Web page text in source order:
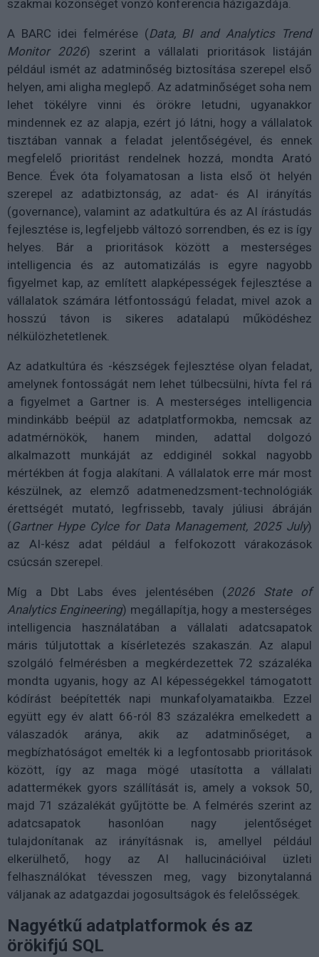
szakmai közönséget vonzó konferencia házigazdája.
A BARC idei felmérése (Data, BI and Analytics Trend
Monitor 2026) szerint a vállalati prioritások listáján
például ismét az adatminőség biztosítása szerepel első
helyen, ami aligha meglepő. Az adatminőséget soha nem
lehet tökélyre vinni és örökre letudni, ugyanakkor
mindennek ez az alapja, ezért jó látni, hogy a vállalatok
tisztában vannak a feladat jelentőségével, és ennek
megfelelő prioritást rendelnek hozzá, mondta Arató
Bence. Évek óta folyamatosan a lista első öt helyén
szerepel az adatbiztonság, az adat- és AI irányítás
(governance), valamint az adatkultúra és az AI írástudás
fejlesztése is, legfeljebb változó sorrendben, és ez is így
helyes. Bár a prioritások között a mesterséges
intelligencia és az automatizálás is egyre nagyobb
figyelmet kap, az említett alapképességek fejlesztése a
vállalatok számára létfontosságú feladat, mivel azok a
hosszú távon is sikeres adatalapú működéshez
nélkülözhetetlenek.
Az adatkultúra és -készségek fejlesztése olyan feladat,
amelynek fontosságát nem lehet túlbecsülni, hívta fel rá
a figyelmet a Gartner is. A mesterséges intelligencia
mindinkább beépül az adatplatformokba, nemcsak az
adatmérnökök, hanem minden, adattal dolgozó
alkalmazott munkáját az eddiginél sokkal nagyobb
mértékben át fogja alakítani. A vállalatok erre már most
készülnek, az elemző adatmenedzsment-technológiák
érettségét mutató, legfrissebb, tavaly júliusi ábráján
(Gartner Hype Cylce for Data Management, 2025 July)
az AI-kész adat például a felfokozott várakozások
csúcsán szerepel.
Míg a Dbt Labs éves jelentésében (2026 State of
Analytics Engineering) megállapítja, hogy a mesterséges
intelligencia használatában a vállalati adatcsapatok
máris túljutottak a kísérletezés szakaszán. Az alapul
szolgáló felmérésben a megkérdezettek 72 százaléka
mondta ugyanis, hogy az AI képességekkel támogatott
kódírást beépítették napi munkafolyamataikba. Ezzel
együtt egy év alatt 66-ról 83 százalékra emelkedett a
válaszadók aránya, akik az adatminőséget, a
megbízhatóságot emelték ki a legfontosabb prioritások
között, így az maga mögé utasította a vállalati
adattermékek gyors szállítását is, amely a voksok 50,
majd 71 százalékát gyűjtötte be. A felmérés szerint az
adatcsapatok hasonlóan nagy jelentőséget
tulajdonítanak az irányításnak is, amellyel például
elkerülhető, hogy az AI hallucinációival üzleti
felhasználókat tévesszen meg, vagy bizonytalanná
váljanak az adatgazdai jogosultságok és felelősségek.
Nagyétkű adatplatformok és az
örökifjú SQL